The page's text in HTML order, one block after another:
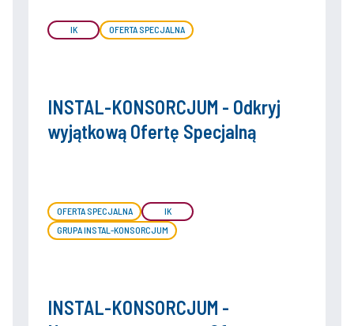
IK OFERTA SPECJALNA
INSTAL-KONSORCJUM - Odkryj
wyjątkową Ofertę Specjalną
OFERTA SPECJALNA
IK
GRUPA INSTAL-KONSORCJUM
INSTAL-KONSORCJUM -